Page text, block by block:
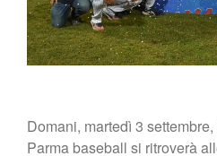
Domani, martedì 3
Parma baseball si ritroverà